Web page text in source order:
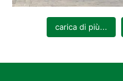
carica di più...